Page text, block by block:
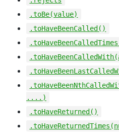
.toBe(value)
.toHaveBeenCalled()
....)
.toHaveReturned()